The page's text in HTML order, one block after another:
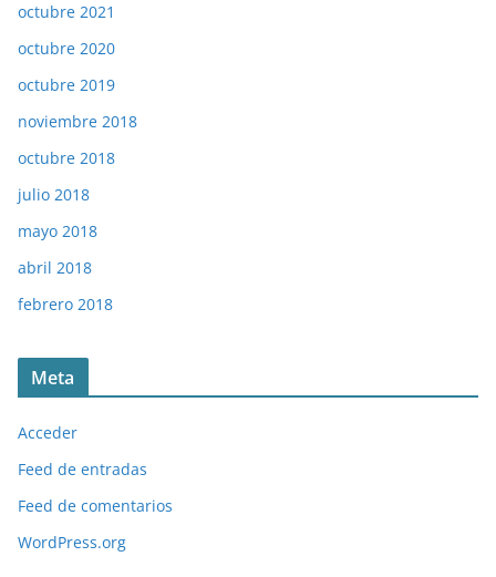
octubre 2021
octubre 2020
octubre 2019
noviembre 2018
octubre 2018
julio 2018
mayo 2018
abril 2018
febrero 2018
Meta
Acceder
Feed de entradas
Feed de comentarios
WordPress.org